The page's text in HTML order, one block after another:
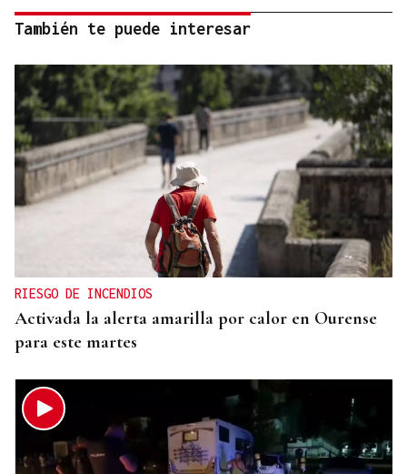
También te puede interesar
RIESGO DE INCENDIOS
Activada la alerta amarilla por calor en Ourense
para este martes